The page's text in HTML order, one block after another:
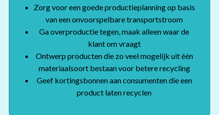
Zorg voor een goede productieplanning op basis
van een onvoorspelbare transportstroom
Ga overproductie tegen, maak alleen waar de
klant om vraagt
Ontwerp producten die zo veel mogelijk uit één
materiaalsoort bestaan voor betere recycling
Geef kortingsbonnen aan consumenten die een
product laten recyclen